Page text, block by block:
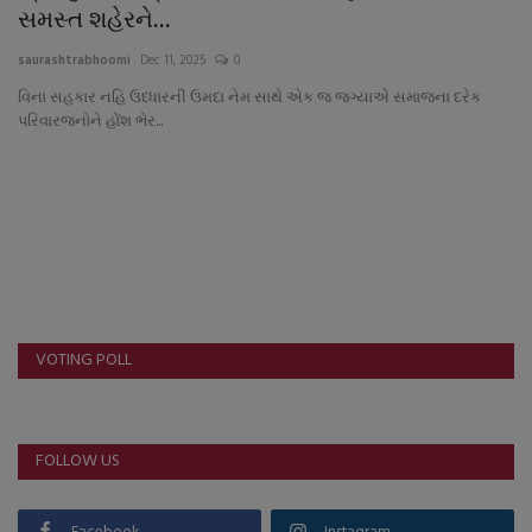
About Author
Dipotsav Special
જુનાગઢ
Support US
સમસ્ત શહેરને...
saurashtrabhoomi Dec 11, 2025 0
વિના સહકાર નહિ ઉધ્ધારની ઉમદા નેમ સાથે એક જ જગ્યાએ સમાજના દરેક
પરિવારજનોને હોંશ ભેર...
VOTING POLL
FOLLOW US